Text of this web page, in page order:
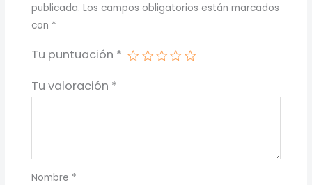
publicada. Los campos obligatorios están marcados
con *
Tu puntuación *
Tu valoración *
Nombre *